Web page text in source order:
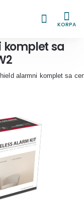
KORPA
komplet sa
alarmni komplet sa